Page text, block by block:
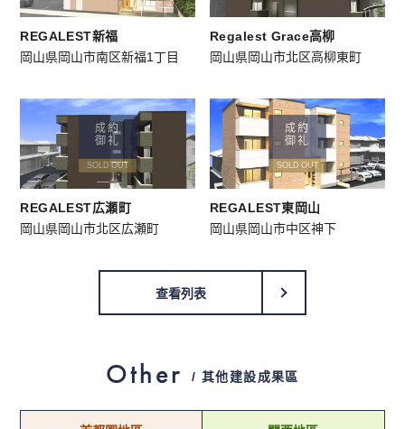
REGALEST新福
岡山県岡山市南区新福1丁目
Regalest Grace高柳
岡山県岡山市北区高柳東町
成約
御礼
SOLD OUT
REGALEST広瀬町
岡山県岡山市北区広瀬町
成約
御礼
SOLD OUT
REGALEST東岡山
岡山県岡山市中区神下
查看列表
Other / 其他建設成果區